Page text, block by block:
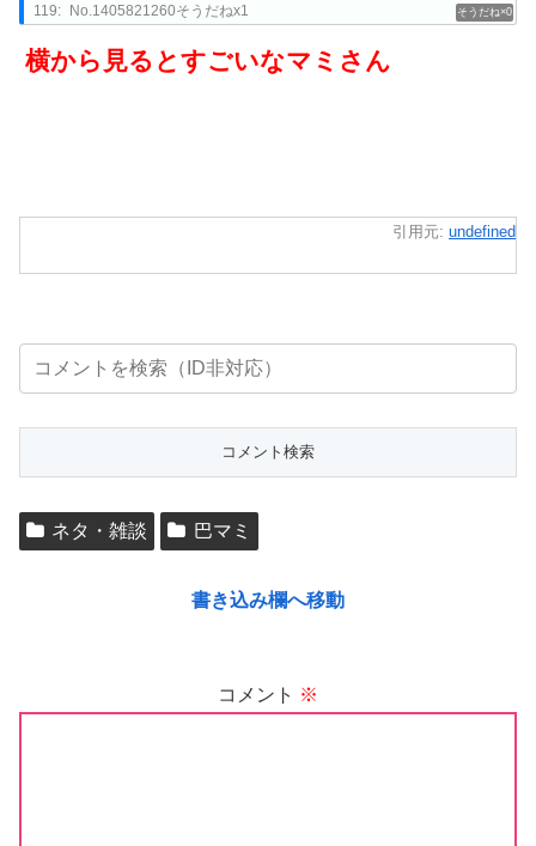
0
119: No.1405821260そうだねx1
横から見るとすごいなマミさん
引用元: undefined
ネタ・雑談 巴マミ
書き込み欄へ移動
コメント ※